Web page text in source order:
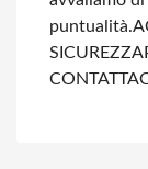
puntualità.
SICUREZZA